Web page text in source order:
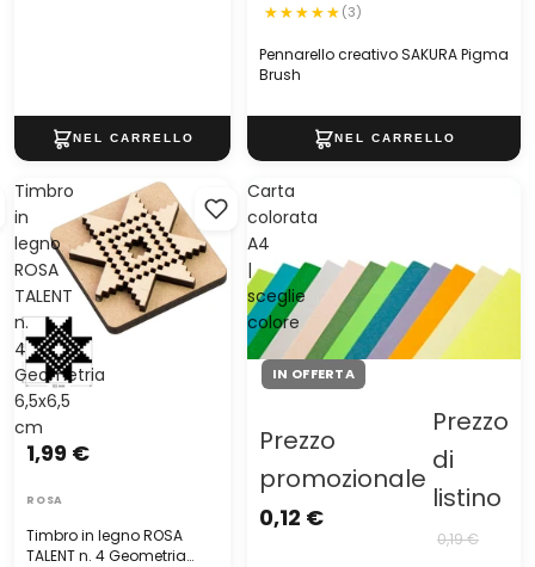
Pennarello creativo SAKURA Pigma
Brush
(3)
Timbro
in
legno
ROSA
TALENT
n.
4
Geometria
6,5x6,5
cm
Timbro in legno ROSA
TALENT n. 4 Geometria
1,99 €
ROSA
Carta
colorata
A4
|
sceglie
colore
IN OFFERTA
Prezzo
promozionale
0,12 €
Prezzo
di
listino
0,19 €